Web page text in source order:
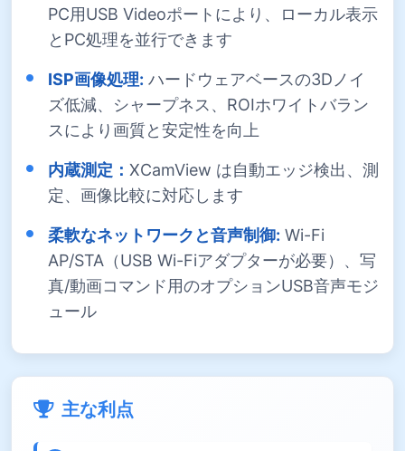
PC用USB Videoポートにより、ローカル表示
とPC処理を並行できます
ISP画像処理: ハードウェアベースの3Dノイ
ズ低減、シャープネス、ROIホワイトバラン
スにより画質と安定性を向上
内蔵測定： XCamView は自動エッジ検出、測
定、画像比較に対応します
柔軟なネットワークと音声制御: Wi-Fi
AP/STA（USB Wi-Fiアダプターが必要）、写
真/動画コマンド用のオプションUSB音声モジ
ュール
主な利点